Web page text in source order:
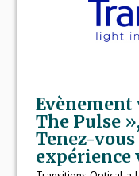
The Pulse
Tenez-
expérience